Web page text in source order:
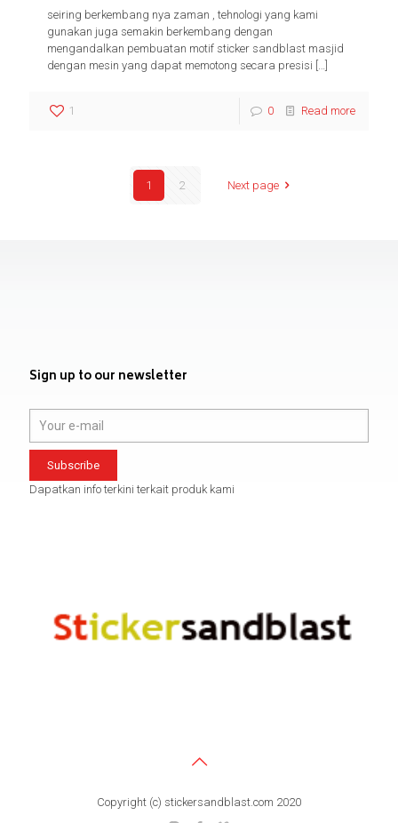
seiring berkembang nya zaman , tehnologi yang kami
gunakan juga semakin berkembang dengan
mengandalkan pembuatan motif sticker sandblast masjid
dengan mesin yang dapat memotong secara presisi […]
1 0 Read more
1 2 Next page
Sign up to our newsletter
Dapatkan info terkini terkait produk kami
Copyright (c) stickersandblast.com 2020